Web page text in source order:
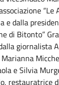
“Le
e dalla
di Bitonto”
giornalista
e Silvia
restauratrice